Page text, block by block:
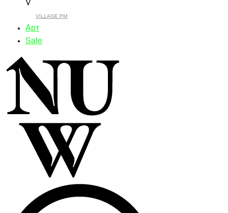
V
VILLAGE PM
Арт
Sale